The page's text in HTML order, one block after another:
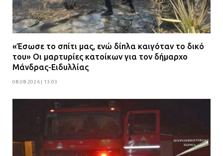
«Έσωσε το σπίτι μας, ενώ δίπλα καιγόταν το δικό
του» Οι μαρτυρίες κατοίκων για τον δήμαρχο
Μάνδρας-Ειδυλλίας
08.08.2026 | 13:03